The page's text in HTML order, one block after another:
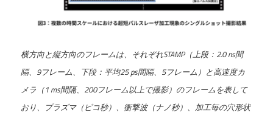
横方向と縦方向のフレームは、それぞれSTAMP（上段：2.0 ns間
隔、9フレーム、下段：平均25 ps間隔、5フレーム）と高速度カ
メラ（1 ms間隔、200フレーム以上で撮影）のフレームを表して
おり、プラズマ（ピコ秒）、衝撃波（ナノ秒）、加工毎の穴形状